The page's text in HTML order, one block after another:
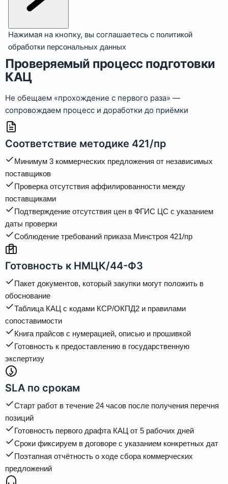
Нажимая на кнопку, вы соглашаетесь с политикой
обработки персональных данных
Проверяемый процесс подготовки
КАЦ
Не обещаем «прохождение с первого раза» —
сопровождаем процесс и доработки до приёмки
Соответствие методике 421/пр
Минимум 3 коммерческих предложения от независимых
поставщиков
Проверка отсутствия аффилированности между
поставщиками
Подтверждение отсутствия цен в ФГИС ЦС с указанием
даты проверки
Соблюдение требований приказа Минстроя 421/пр
Готовность к НМЦК/44-ФЗ
Пакет документов, который закупки могут положить в
обоснование
Таблица КАЦ с кодами КСР/ОКПД2 и правилами
сопоставимости
Книга прайсов с нумерацией, описью и прошивкой
Готовность к предоставлению в государственную
экспертизу
SLA по срокам
Старт работ в течение 24 часов после получения перечня
позиций
Готовность первого драфта КАЦ от 5 рабочих дней
Сроки фиксируем в договоре с указанием конкретных дат
Поэтапная отчётность о ходе сбора коммерческих
предложений